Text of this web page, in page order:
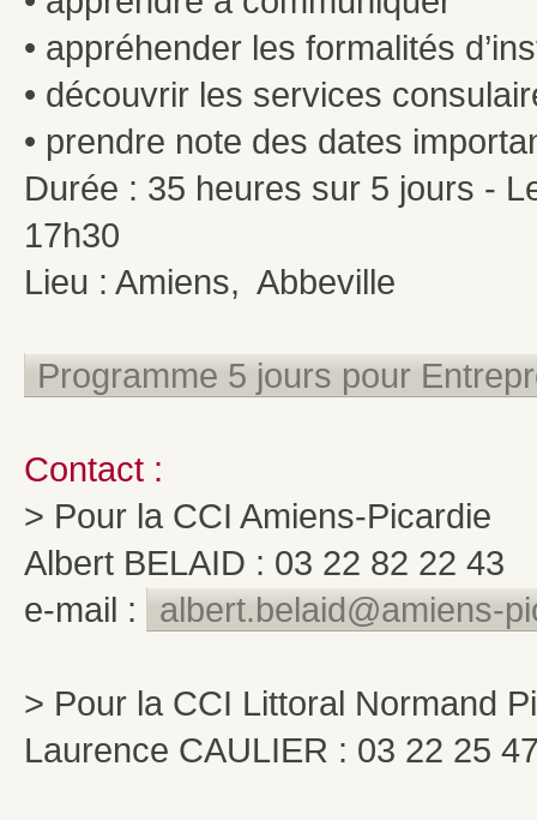
• appréhender les formalités
• découvrir les services
• prendre note des dates
Durée : 35 heures sur 5 jours -
17h30
Lieu : Amiens, Abbeville
Programme 5 jours pour
Contact :
> Pour la CCI Amiens-Picardie
Albert BELAID : 03 22 82 22 43
e-mail :
albert.belaid@amiens-
> Pour la CCI Littoral Normand
Laurence CAULIER : 03 22 25